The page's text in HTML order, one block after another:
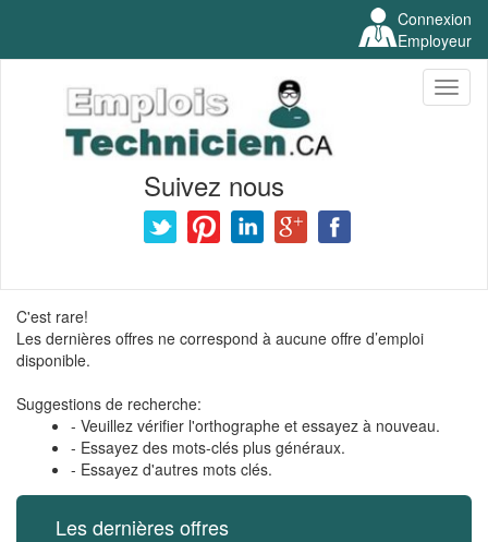
Connexion
Employeur
Suivez nous
C'est rare!
Les dernières offres ne correspond à aucune offre d’emploi
disponible.
Suggestions de recherche:
- Veuillez vérifier l'orthographe et essayez à nouveau.
- Essayez des mots-clés plus généraux.
- Essayez d'autres mots clés.
Les dernières offres